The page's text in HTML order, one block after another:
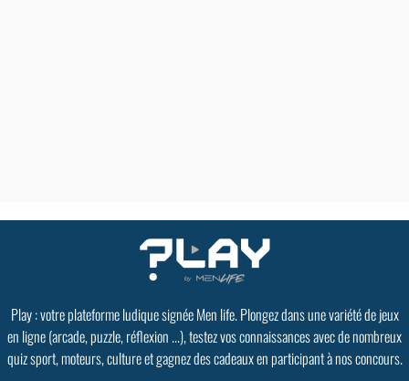
Play : votre plateforme ludique signée Men life. Plongez dans une variété de jeux
en ligne (arcade, puzzle, réflexion ...), testez vos connaissances avec de nombreux
quiz sport, moteurs, culture et gagnez des cadeaux en participant à nos concours.